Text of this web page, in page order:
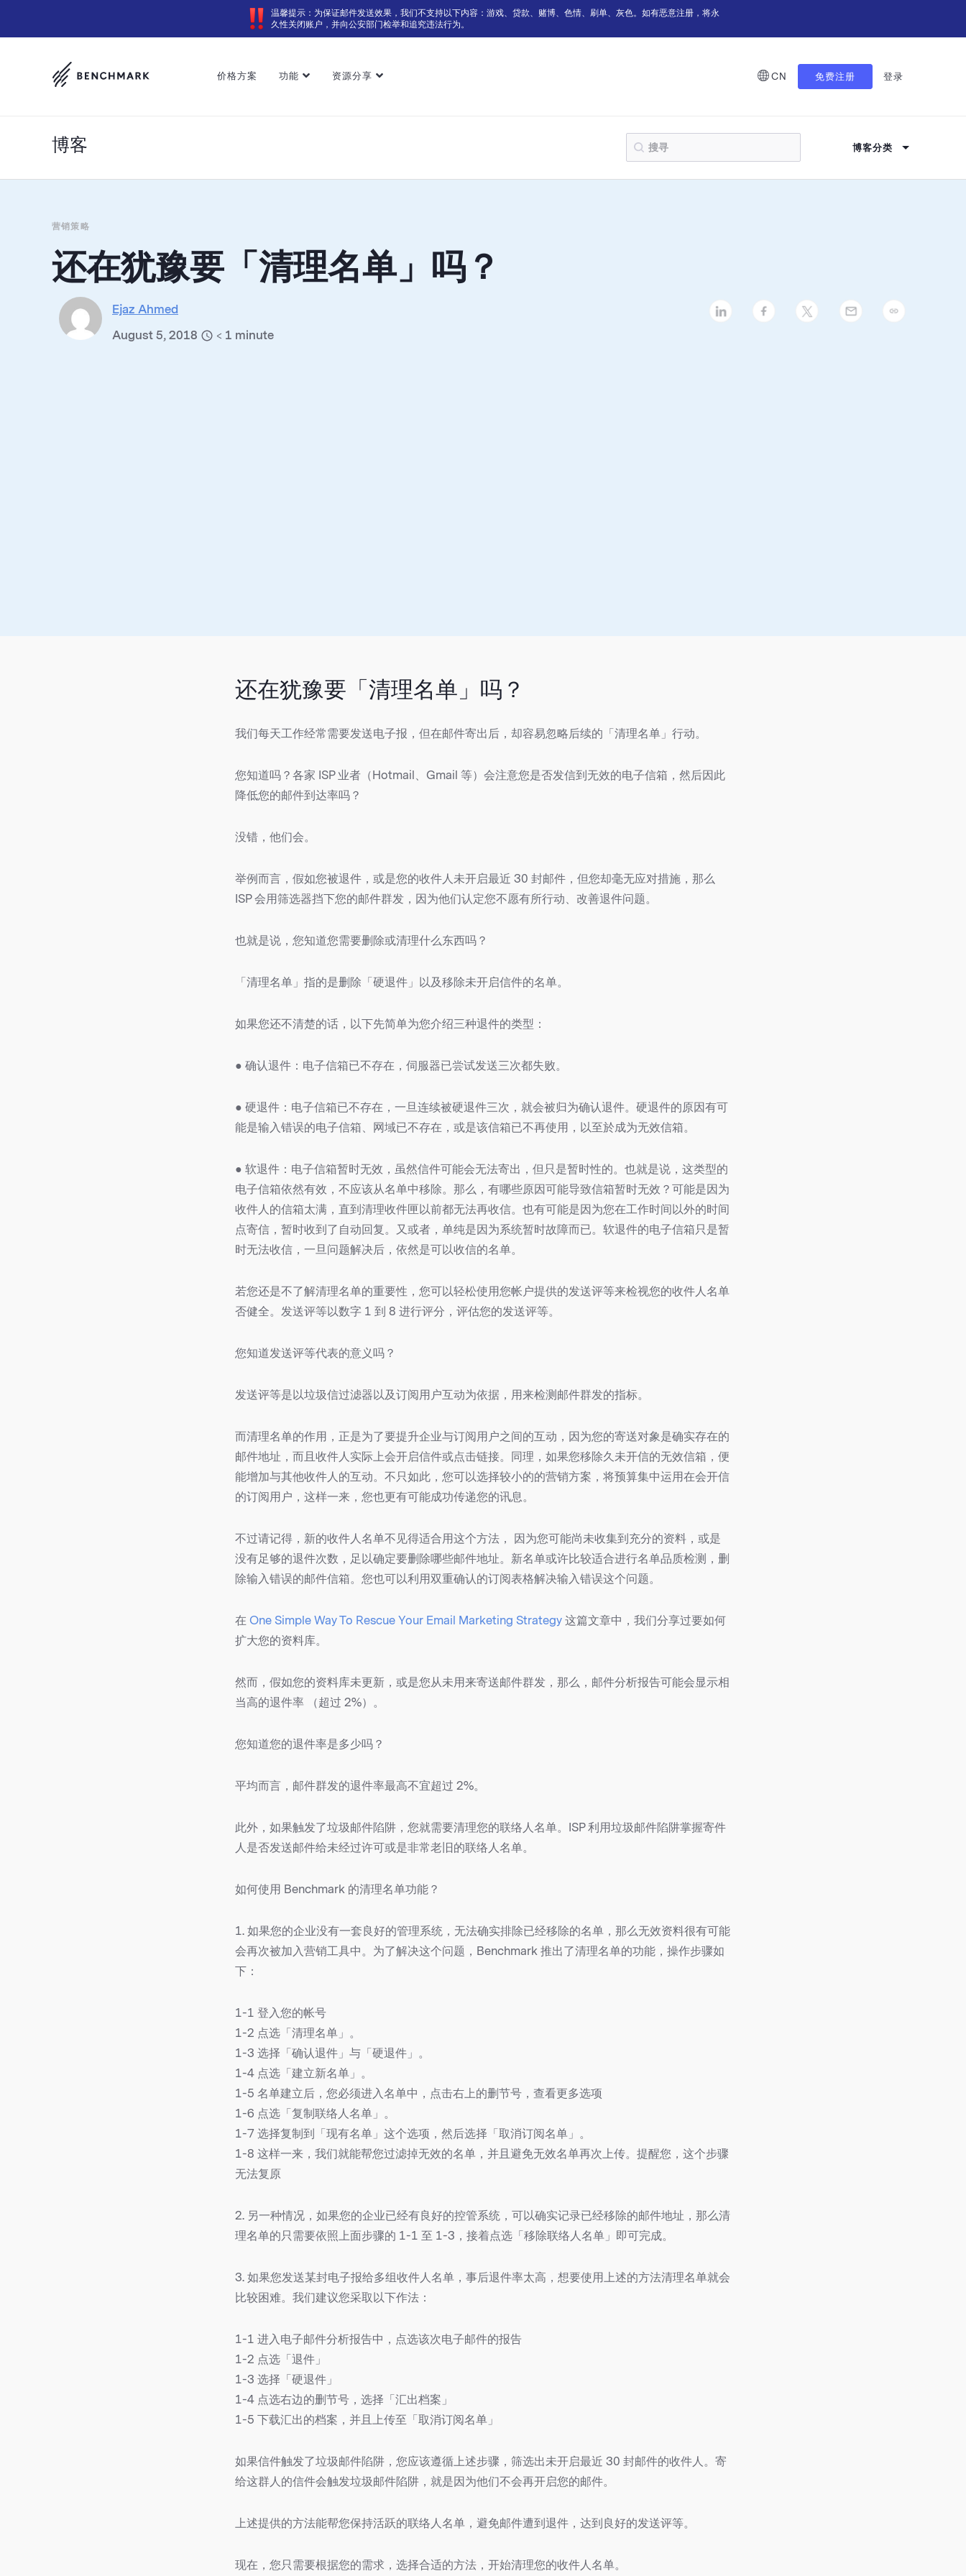
温馨提示：为保证邮件发送效果，我们不支持以下内容：游戏、贷款、赌博、色情、刷单、灰色。如有恶意注册，将永
久性关闭账户，并向公安部门检举和追究违法行为。
价格方案 功能 资源分享 CN 免费注册 登录
博客 博客分类
营销策略
还在犹豫要「清理名单」吗？
Ejaz Ahmed
August 5, 2018
< 1 minute
还在犹豫要「清理名单」吗？
我们每天工作经常需要发送电子报，但在邮件寄出后，却容易忽略后续的「清理名单」行动。
您知道吗？各家 ISP 业者（Hotmail、Gmail 等）会注意您是否发信到无效的电子信箱，然后因此
降低您的邮件到达率吗？
没错，他们会。
举例而言，假如您被退件，或是您的收件人未开启最近 30 封邮件，但您却毫无应对措施，那么
ISP 会用筛选器挡下您的邮件群发，因为他们认定您不愿有所行动、改善退件问题。
也就是说，您知道您需要删除或清理什么东西吗？
「清理名单」指的是删除「硬退件」以及移除未开启信件的名单。
如果您还不清楚的话，以下先简单为您介绍三种退件的类型：
● 确认退件：电子信箱已不存在，伺服器已尝试发送三次都失败。
● 硬退件：电子信箱已不存在，一旦连续被硬退件三次，就会被归为确认退件。硬退件的原因有可
能是输入错误的电子信箱、网域已不存在，或是该信箱已不再使用，以至於成为无效信箱。
● 软退件：电子信箱暂时无效，虽然信件可能会无法寄出，但只是暂时性的。也就是说，这类型的
电子信箱依然有效，不应该从名单中移除。那么，有哪些原因可能导致信箱暂时无效？可能是因为
收件人的信箱太满，直到清理收件匣以前都无法再收信。也有可能是因为您在工作时间以外的时间
点寄信，暂时收到了自动回复。又或者，单纯是因为系统暂时故障而已。软退件的电子信箱只是暂
时无法收信，一旦问题解决后，依然是可以收信的名单。
若您还是不了解清理名单的重要性，您可以轻松使用您帐户提供的发送评等来检视您的收件人名单
否健全。发送评等以数字 1 到 8 进行评分，评估您的发送评等。
您知道发送评等代表的意义吗？
发送评等是以垃圾信过滤器以及订阅用户互动为依据，用来检测邮件群发的指标。
而清理名单的作用，正是为了要提升企业与订阅用户之间的互动，因为您的寄送对象是确实存在的
邮件地址，而且收件人实际上会开启信件或点击链接。同理，如果您移除久未开信的无效信箱，便
能增加与其他收件人的互动。不只如此，您可以选择较小的的营销方案，将预算集中运用在会开信
的订阅用户，这样一来，您也更有可能成功传递您的讯息。
不过请记得，新的收件人名单不见得适合用这个方法， 因为您可能尚未收集到充分的资料，或是
没有足够的退件次数，足以确定要删除哪些邮件地址。新名单或许比较适合进行名单品质检测，删
除输入错误的邮件信箱。您也可以利用双重确认的订阅表格解决输入错误这个问题。
在 One Simple Way To Rescue Your Email Marketing Strategy 这篇文章中，我们分享过要如何
扩大您的资料库。
然而，假如您的资料库未更新，或是您从未用来寄送邮件群发，那么，邮件分析报告可能会显示相
当高的退件率 （超过 2%）。
您知道您的退件率是多少吗？
平均而言，邮件群发的退件率最高不宜超过 2%。
此外，如果触发了垃圾邮件陷阱，您就需要清理您的联络人名单。ISP 利用垃圾邮件陷阱掌握寄件
人是否发送邮件给未经过许可或是非常老旧的联络人名单。
如何使用 Benchmark 的清理名单功能？
1. 如果您的企业没有一套良好的管理系统，无法确实排除已经移除的名单，那么无效资料很有可能
会再次被加入营销工具中。为了解决这个问题，Benchmark 推出了清理名单的功能，操作步骤如
下：
1-1 登入您的帐号
1-2 点选「清理名单」。
1-3 选择「确认退件」与「硬退件」。
1-4 点选「建立新名单」。
1-5 名单建立后，您必须进入名单中，点击右上的删节号，查看更多选项
1-6 点选「复制联络人名单」。
1-7 选择复制到「现有名单」这个选项，然后选择「取消订阅名单」。
1-8 这样一来，我们就能帮您过滤掉无效的名单，并且避免无效名单再次上传。提醒您，这个步骤
无法复原
2. 另一种情况，如果您的企业已经有良好的控管系统，可以确实记录已经移除的邮件地址，那么清
理名单的只需要依照上面步骤的 1-1 至 1-3，接着点选「移除联络人名单」即可完成。
3. 如果您发送某封电子报给多组收件人名单，事后退件率太高，想要使用上述的方法清理名单就会
比较困难。我们建议您采取以下作法：
1-1 进入电子邮件分析报告中，点选该次电子邮件的报告
1-2 点选「退件」
1-3 选择「硬退件」
1-4 点选右边的删节号，选择「汇出档案」
1-5 下载汇出的档案，并且上传至「取消订阅名单」
如果信件触发了垃圾邮件陷阱，您应该遵循上述步骤，筛选出未开启最近 30 封邮件的收件人。寄
给这群人的信件会触发垃圾邮件陷阱，就是因为他们不会再开启您的邮件。
上述提供的方法能帮您保持活跃的联络人名单，避免邮件遭到退件，达到良好的发送评等。
现在，您只需要根据您的需求，选择合适的方法，开始清理您的收件人名单。